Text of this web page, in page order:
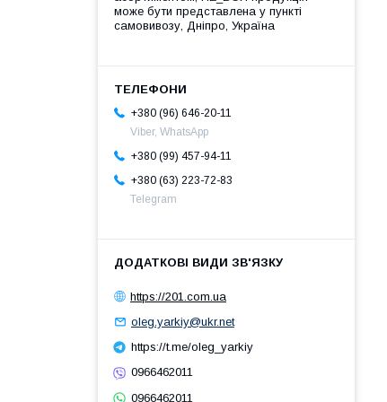
може бути представлена у пункті
самовивозу, Дніпро, Україна
+380 (96) 646-20-11
Viber, WhatsApp
+380 (99) 457-94-11
+380 (63) 223-72-83
Telegram
https://201.com.ua
oleg.yarkiy@ukr.net
https://t.me/oleg_yarkiy
0966462011
0966462011